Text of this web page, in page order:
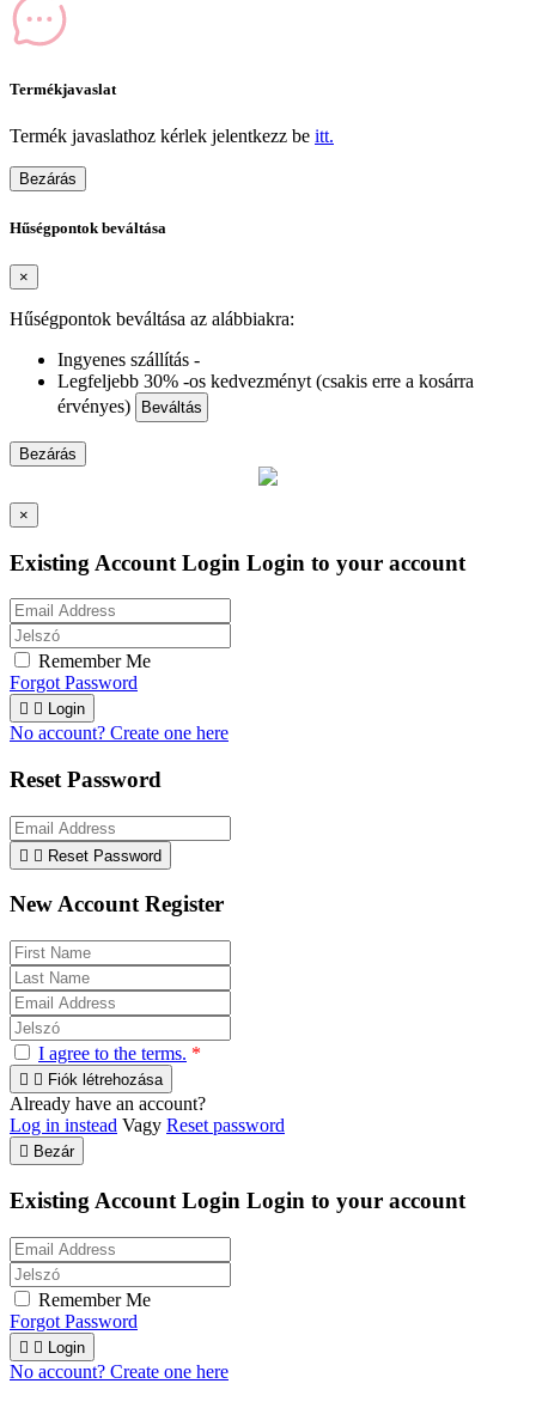
Termékjavaslat
Termék javaslathoz kérlek jelentkezz be itt.
Bezárás
Hűségpontok beváltása
×
Hűségpontok beváltása az alábbiakra:
Ingyenes szállítás -
Legfeljebb 30% -os kedvezményt (csakis erre a kosárra
érvényes)
Beváltás
Bezárás
×
Existing Account Login Login to your account
Remember Me
Forgot Password
  Login
No account? Create one here
Reset Password
  Reset Password
New Account Register
I agree to the terms. *
  Fiók létrehozása
Already have an account?
Log in instead Vagy Reset password
 Bezár
Existing Account Login Login to your account
Remember Me
Forgot Password
  Login
No account? Create one here